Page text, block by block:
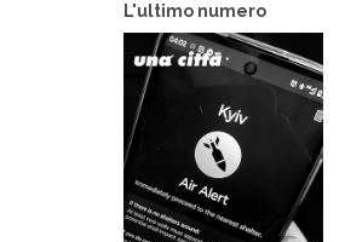
L'ultimo numero